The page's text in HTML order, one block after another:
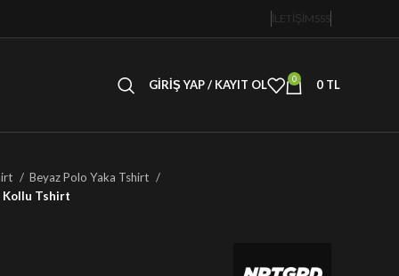
İLETİŞİMSSS
GIRIŞ YAP / KAYIT OL 0 0 TL
Beyaz Polo Yaka Tshirt
Kollu Tshirt